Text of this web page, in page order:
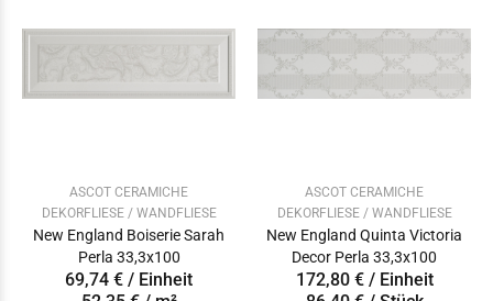
ASCOT CERAMICHE
DEKORFLIESE / WANDFLIESE
New England Boiserie Sarah
Perla 33,3x100
69,74 € / Einheit
ASCOT CERAMICHE
DEKORFLIESE / WANDFLIESE
New England Quinta Victoria
Decor Perla 33,3x100
172,80 € / Einheit